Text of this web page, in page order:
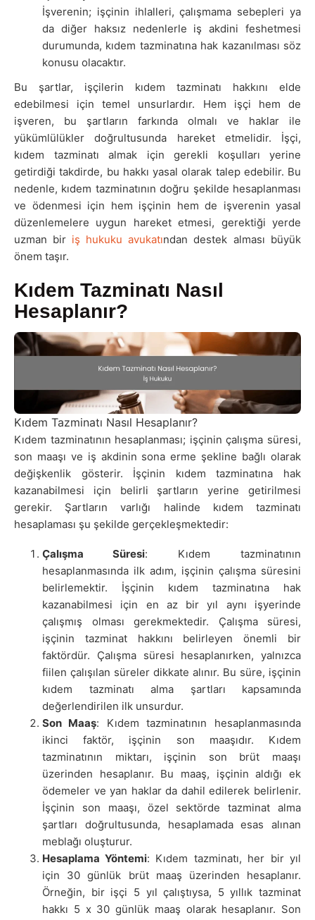
İşverenin; işçinin ihlalleri, çalışmama sebepleri ya
da diğer haksız nedenlerle iş akdini feshetmesi
durumunda, kıdem tazminatına hak kazanılması söz
konusu olacaktır.
Bu şartlar, işçilerin kıdem tazminatı hakkını elde
edebilmesi için temel unsurlardır. Hem işçi hem de
işveren, bu şartların farkında olmalı ve haklar ile
yükümlülükler doğrultusunda hareket etmelidir. İşçi,
kıdem tazminatı almak için gerekli koşulları yerine
getirdiği takdirde, bu hakkı yasal olarak talep edebilir. Bu
nedenle, kıdem tazminatının doğru şekilde hesaplanması
ve ödenmesi için hem işçinin hem de işverenin yasal
düzenlemelere uygun hareket etmesi, gerektiği yerde
uzman bir iş hukuku avukatından destek alması büyük
önem taşır.
Kıdem Tazminatı Nasıl
Hesaplanır?
Kıdem Tazminatı Nasıl Hesaplanır?
Kıdem tazminatının hesaplanması; işçinin çalışma süresi,
son maaşı ve iş akdinin sona erme şekline bağlı olarak
değişkenlik gösterir. İşçinin kıdem tazminatına hak
kazanabilmesi için belirli şartların yerine getirilmesi
gerekir. Şartların varlığı halinde kıdem tazminatı
hesaplaması şu şekilde gerçekleşmektedir:
Çalışma Süresi: Kıdem tazminatının
hesaplanmasında ilk adım, işçinin çalışma süresini
belirlemektir. İşçinin kıdem tazminatına hak
kazanabilmesi için en az bir yıl aynı işyerinde
çalışmış olması gerekmektedir. Çalışma süresi,
işçinin tazminat hakkını belirleyen önemli bir
faktördür. Çalışma süresi hesaplanırken, yalnızca
fiilen çalışılan süreler dikkate alınır. Bu süre, işçinin
kıdem tazminatı alma şartları kapsamında
değerlendirilen ilk unsurdur.
Son Maaş: Kıdem tazminatının hesaplanmasında
ikinci faktör, işçinin son maaşıdır. Kıdem
tazminatının miktarı, işçinin son brüt maaşı
üzerinden hesaplanır. Bu maaş, işçinin aldığı ek
ödemeler ve yan haklar da dahil edilerek belirlenir.
İşçinin son maaşı, özel sektörde tazminat alma
şartları doğrultusunda, hesaplamada esas alınan
meblağı oluşturur.
Hesaplama Yöntemi: Kıdem tazminatı, her bir yıl
için 30 günlük brüt maaş üzerinden hesaplanır.
Örneğin, bir işçi 5 yıl çalıştıysa, 5 yıllık tazminat
hakkı 5 x 30 günlük maaş olarak hesaplanır. Son